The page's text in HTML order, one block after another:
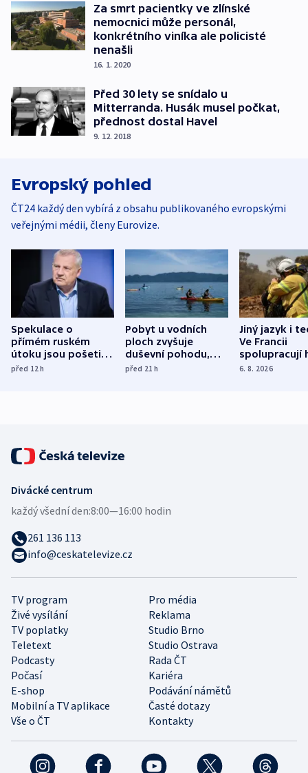
Za smrt pacientky ve zlínské
nemocnici může personál,
konkrétního viníka ale policisté
nenašli
16. 1. 2020
Před 30 lety se snídalo u
Mitterranda. Husák musel počkat,
přednost dostal Havel
9. 12. 2018
Evropský pohled
ČT24 každý den vybírá z obsahu publikovaného evropskými
veřejnými médii, členy Eurovize.
Spekulace o
přímém ruském
útoku jsou pošetilé,
míní estonský
před 12h
Pobyt u vodních
ploch zvyšuje
duševní pohodu,
ukázala
před 21h
Jiný jazyk i
Ve Francii
spolupracují
různých zemí
6. 8. 2026
TV program
Pro média
Živé vysílání
Reklama
TV poplatky
Studio Brno
Teletext
Studio Ostrava
Podcasty
Rada ČT
Počasí
Kariéra
E-shop
Podávání námětů
Mobilní a TV aplikace
Časté dotazy
Vše o ČT
Kontakty
Divácké centrum
každý všední den:8:00—16:00 hodin
261 136 113
info@ceskatelevize.cz